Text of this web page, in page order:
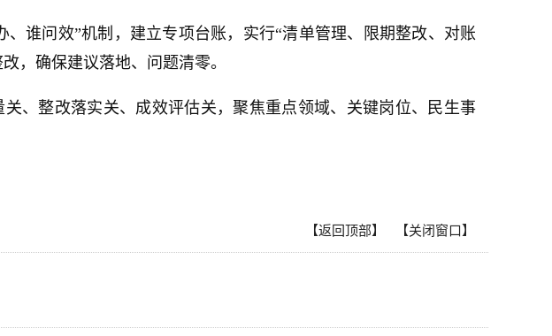
谁问效”机制，建立专项台账，实行“清单管理、限期整改、对账
，确保建议落地、问题清零。
、整改落实关、成效评估关，聚焦重点领域、关键岗位、民生事
【返回顶部】 【关闭窗口】